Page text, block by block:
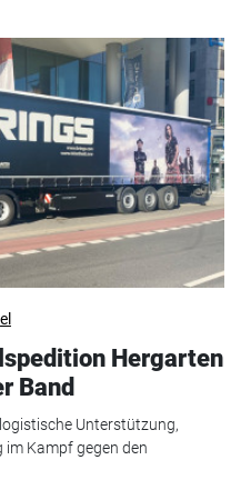
Hergarten
Band
Unterstützung,
Kampf gegen den